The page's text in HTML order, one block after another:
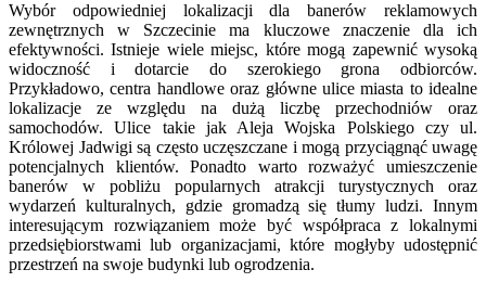
Wybór odpowiedniej lokalizacji dla banerów reklamowych
zewnętrznych w Szczecinie ma kluczowe znaczenie dla ich
efektywności. Istnieje wiele miejsc, które mogą zapewnić wysoką
widoczność i dotarcie do szerokiego grona odbiorców.
Przykładowo, centra handlowe oraz główne ulice miasta to idealne
lokalizacje ze względu na dużą liczbę przechodniów oraz
samochodów. Ulice takie jak Aleja Wojska Polskiego czy ul.
Królowej Jadwigi są często uczęszczane i mogą przyciągnąć uwagę
potencjalnych klientów. Ponadto warto rozważyć umieszczenie
banerów w pobliżu popularnych atrakcji turystycznych oraz
wydarzeń kulturalnych, gdzie gromadzą się tłumy ludzi. Innym
interesującym rozwiązaniem może być współpraca z lokalnymi
przedsiębiorstwami lub organizacjami, które mogłyby udostępnić
przestrzeń na swoje budynki lub ogrodzenia.